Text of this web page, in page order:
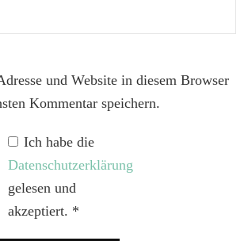
und Website in diesem Browser
Kommentar speichern.
Ich habe die
Datenschutzerklärung
gelesen und
akzeptiert. *